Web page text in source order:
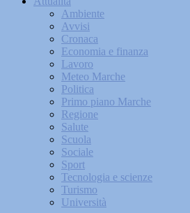
Ambiente
Avvisi
Cronaca
Economia e finanza
Lavoro
Meteo Marche
Politica
Primo piano Marche
Regione
Salute
Scuola
Sociale
Sport
Tecnologia e scienze
Turismo
Università